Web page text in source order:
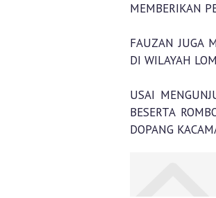
MEMBERIKAN
FAUZAN JUGA
DI WILAYAH
USAI
BESERTA
DOPANG